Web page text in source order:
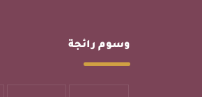
وسوم رائجة